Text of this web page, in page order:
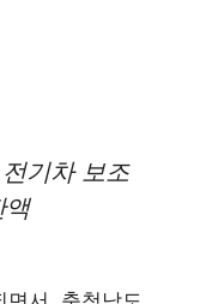
기차 보조
액